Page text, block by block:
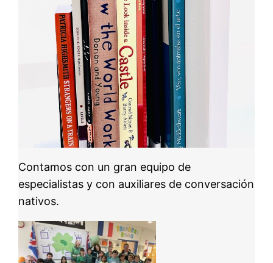
Contamos con un gran equipo de
especialistas y con auxiliares de conversación
nativos.